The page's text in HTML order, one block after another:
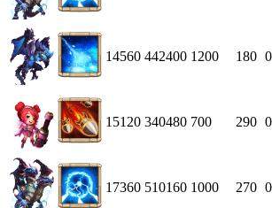
14560 442400 1200 180 0
15120 340480 700 290 0
17360 510160 1000 270 0